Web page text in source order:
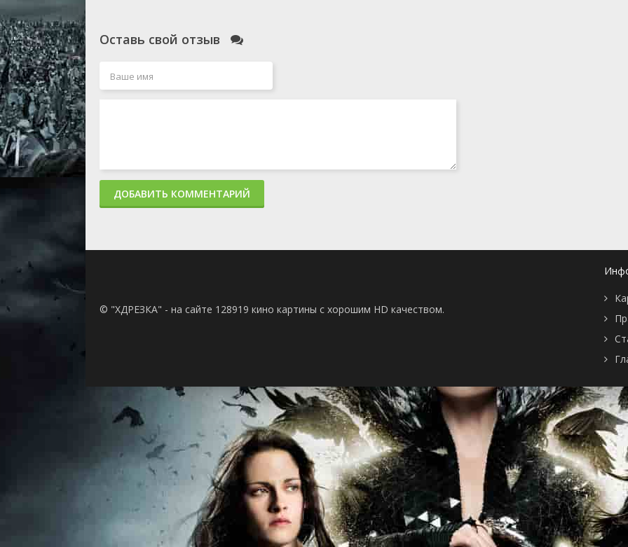
Оставь свой отзыв
ДОБАВИТЬ КОММЕНТАРИЙ
© "ХДРЕЗКА" - на сайте 128919 кино картины с хорошим HD качеством.